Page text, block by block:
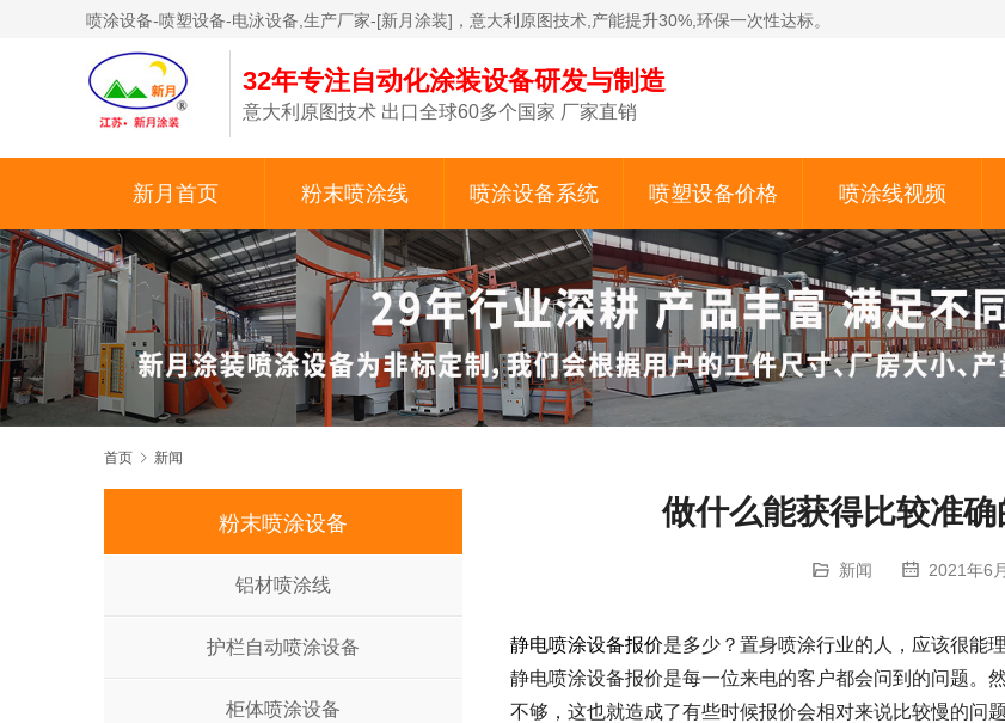
喷涂设备-喷塑设备-电泳设备,生产厂家-[新月涂装]，意大利原图技术,产能提升30%,环保一次性达标。
32年专注自动化涂装设备研发与制造
意大利原图技术 出口全球60多个国家 厂家直销
新月首页 粉末喷涂线 喷涂设备系统 喷塑设备价格 喷涂线视频
首页 新闻
做什么能获得比较准
新闻 2021年6
静电喷涂设备报价是多少？置身喷涂行业的人，应该很能
静电喷涂设备报价是每一位来电的客户都会问到的问题。
不够，这也就造成了有些时候报价会相对来说比较慢的问题
粉末喷涂设备
铝材喷涂线
护栏自动喷涂设备
柜体喷涂设备